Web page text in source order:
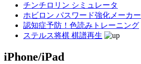
チンチロリン シミュレータ
ホビロン パスワード強化メーカー
認知症予防！色読みトレーニング
ステルス将棋 棋譜再生
iPhone/iPad